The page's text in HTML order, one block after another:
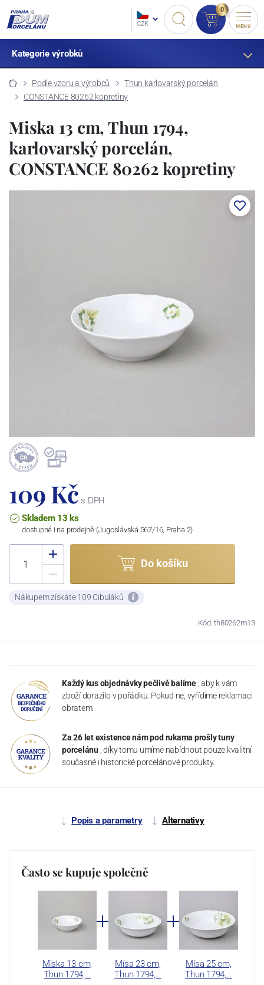
CZK
0
MENU
Kategorie výrobků
Podle vzoru a výrobců
Thun karlovarský porcelán
CONSTANCE 80262 kopretiny
Miska 13 cm, Thun 1794,
karlovarský porcelán,
CONSTANCE 80262 kopretiny
109 Kč s DPH
Skladem 13 ks
dostupné i na prodejně (Jugoslávská 567/16, Praha 2)
Do košíku
Nákupem získáte 109 Cibuláků
Kód: th80262m13
Každý kus objednávky pečlivě balíme , aby k vám
zboží dorazilo v pořádku. Pokud ne, vyřídíme reklamaci
obratem.
Za 26 let existence nám pod rukama prošly tuny
porcelánu , díky tomu umíme nabídnout pouze kvalitní
současné i historické porcelánové produkty.
Popis a parametry Alternativy
Často se kupuje společně
Miska 13 cm,
Thun 1794,…
Mísa 23 cm,
Thun 1794,…
Mísa 25 cm,
Thun 1794,…